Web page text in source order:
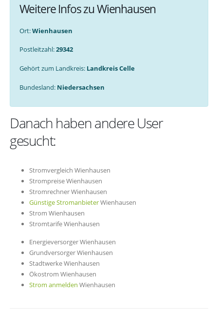
Weitere Infos zu Wienhausen
Ort:Wienhausen
Postleitzahl:29342
Gehört zum Landkreis: Landkreis Celle
Bundesland: Niedersachsen
Danach haben andere User
gesucht:
Stromvergleich Wienhausen
Strompreise Wienhausen
Stromrechner Wienhausen
Günstige StromanbieterWienhausen
Strom Wienhausen
Stromtarife Wienhausen
Energieversorger Wienhausen
Grundversorger Wienhausen
Stadtwerke Wienhausen
Ökostrom Wienhausen
Strom anmelden Wienhausen